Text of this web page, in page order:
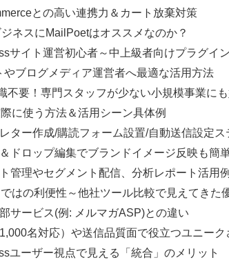
との高い連携力＆カート放棄対策
ネスにMailPoetはオススメなのか？
サイト運営初心者～中上級者向けプラグイ
やブログメディア運営者へ最適な活用方法
不要！専門スタッフが少ない小規模事業に
に使う方法＆活用シーン具体例
ター作成/購読フォーム設置/自動送信設定ス
ドロップ編集でブランドイメージ反映も簡
管理やセグメント配信、分析レポート活用例
はの利便性～他社ツール比較で見えてきた
サービス(例: メルマガASP)との違い
名対応）や送信品質面で役立つユニーク
ユーザー視点で見える「統合」のメリット